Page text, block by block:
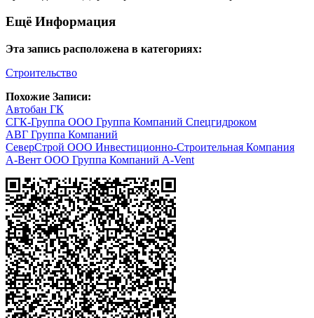
Ещё Информация
Эта запись расположена в категориях:
Строительство
Похожие Записи:
Автобан ГК
СГК-Группа ООО Группа Компаний Спецгидроком
АВГ Группа Компаний
СеверСтрой ООО Инвестиционно-Строительная Компания
А-Вент ООО Группа Компаний A-Vent